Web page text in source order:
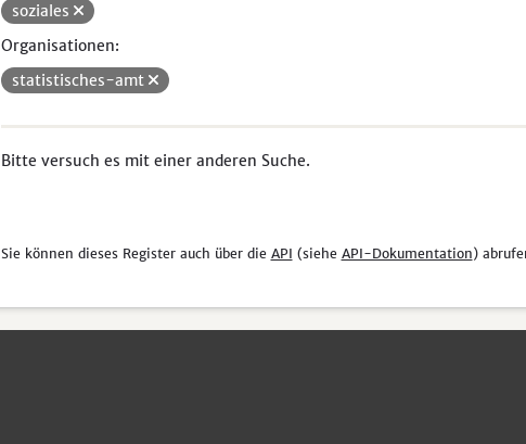
soziales
Organisationen:
statistisches-amt
Bitte versuch es mit einer anderen Suche.
Sie können dieses Register auch über die API (siehe API-Dokumentation)